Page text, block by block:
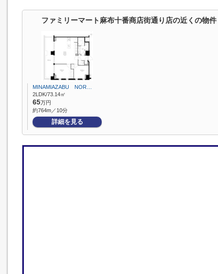
ファミリーマート麻布十番商店街通り店の近くの物件
MINAMIAZABU NOR…
2LDK/73.14㎡
65万円
約764m／10分
詳細を見る